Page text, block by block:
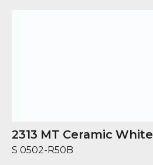
2313 MT Ceramic White
S 0502-R50B